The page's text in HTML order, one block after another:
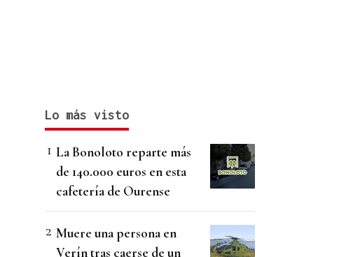
Lo más visto
La Bonoloto reparte más
de 140.000 euros en esta
cafetería de Ourense
Muere una persona en
Verín tras caerse de un